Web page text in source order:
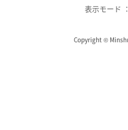
表示モード
Copyright ©